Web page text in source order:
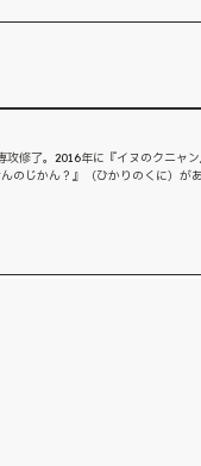
修了。2016年に『イヌのクニャ
じかん？』（ひかりのくに）が